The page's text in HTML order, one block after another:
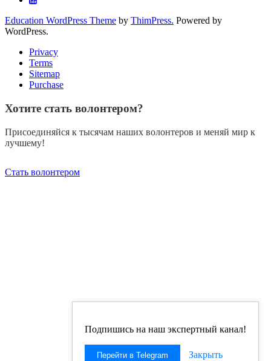
Education WordPress Theme by ThimPress. Powered by
WordPress.
Privacy
Terms
Sitemap
Purchase
Хотите стать волонтером?
Присоединяйся к тысячам наших волонтеров и меняй мир к
лучшему!
Стать волонтером
Подпишись на наш экспертный канал!
Перейти в Telegram Закрыть